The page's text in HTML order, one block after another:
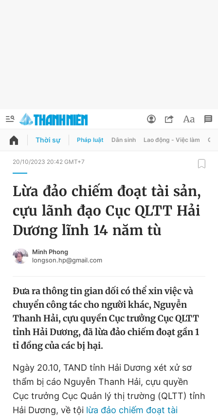
QUẢNG CÁO
Chuyên mục
Chuyên mục khác
Chào ngày mới
Video Magazine
Sản phẩm khác
Tiện ích Bạn cần biết
Thông tin tòa soạn Liên hệ quảng cáo
Đổi mật khẩu
Tin đã lưu
Tin đã xem
Đăng xuất
Thời sự Pháp luật Dân sinh Lao động - Việc làm
20/10/2023 20:42 GMT+7
Lừa đảo chiếm đoạt tài sản,
cựu lãnh đạo Cục QLTT Hải
Dương lĩnh 14 năm tù
Minh Phong
longson.hp@gmail.com
Đưa ra thông tin gian dối có thể xin việc và
chuyển công tác cho người khác, Nguyễn
Thanh Hải, cựu quyền Cục trưởng Cục QLTT
tỉnh Hải Dương, đã lừa đảo chiếm đoạt gần 1
tỉ đồng của các bị hại.
Ngày 20.10, TAND tỉnh Hải Dương xét xử sơ
thẩm bị cáo Nguyễn Thanh Hải, cựu quyền
Cục trưởng Cục Quản lý thị trường (QLTT) tỉnh
Hải Dương, về tội lừa đảo chiếm đoạt tài